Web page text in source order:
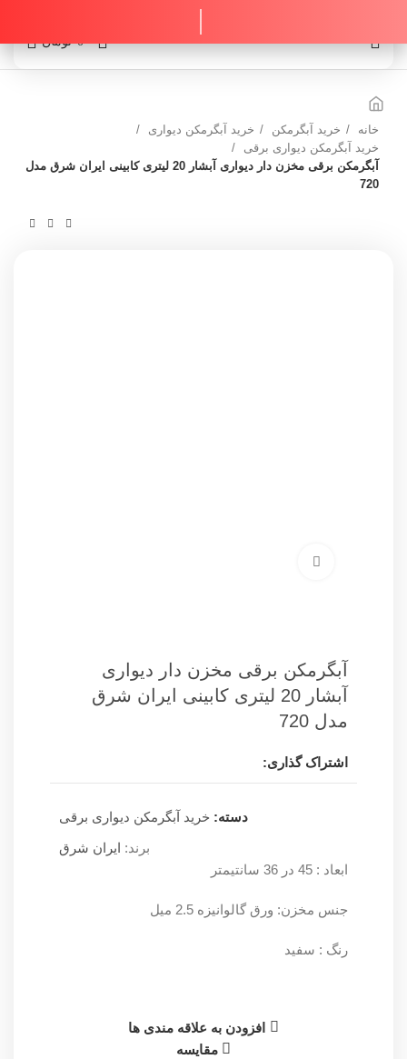
تومان 0
خانه خرید آبگرمکن
خرید آبگرمکن دیواری
خرید آبگرمکن دیواری برقی
آبگرمکن برقی مخزن دار دیواری آبشار 20 لیتری کابینی ایران شرق مدل
720
آبگرمکن برقی مخزن دار دیواری
آبشار 20 لیتری کابینی ایران شرق
مدل 720
اشتراک گذاری:
دسته: خرید آبگرمکن دیواری برقی
برند: ایران شرق
ابعاد : 45 در 36 سانتیمتر
جنس مخزن: ورق گالوانیزه 2.5 میل
رنگ : سفید
افزودن به علاقه مندی ها
مقایسه